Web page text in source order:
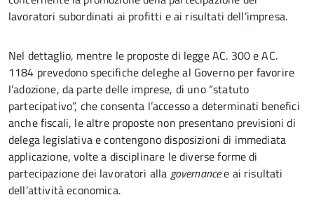
lavoratori subordinati ai profitti e ai risultati dell’impresa.
Nel dettaglio, mentre le proposte di legge AC. 300 e AC.
1184 prevedono specifiche deleghe al Governo per favorire
l’adozione, da parte delle imprese, di uno “statuto
partecipativo”, che consenta l’accesso a determinati benefici
anche fiscali, le altre proposte non presentano previsioni di
delega legislativa e contengono disposizioni di immediata
applicazione, volte a disciplinare le diverse forme di
partecipazione dei lavoratori alla governancee ai risultati
dell’attività economica.